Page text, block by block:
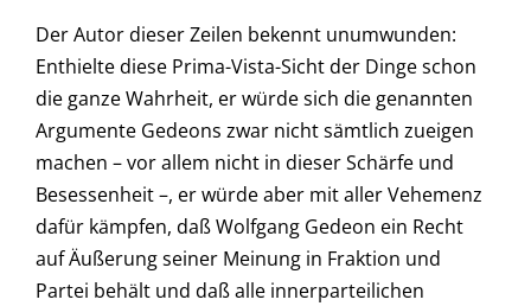
Der Autor dieser Zeilen bekennt unumwunden:
Enthielte diese Prima-Vista-Sicht der Dinge schon
die ganze Wahrheit, er würde sich die genannten
Argumente Gedeons zwar nicht sämtlich zueigen
machen – vor allem nicht in dieser Schärfe und
Besessenheit –, er würde aber mit aller Vehemenz
dafür kämpfen, daß Wolfgang Gedeon ein Recht
auf Äußerung seiner Meinung in Fraktion und
Partei behält und daß alle innerparteilichen